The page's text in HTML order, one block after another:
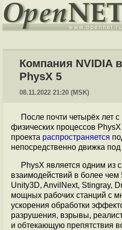
Компания NVIDIA
PhysX 5
08.11.2022 21:20 (MSK)
После почти четырёх лет
физических процессов
проекта распространяется
непосредственно движка
PhysX является одним из
взаимодействий в более
Unity3D, AnvilNext, Stingray,
мощных рабочих станций с
ускорения обработки
разрушения, взрывы,
и обтекающую препятствия